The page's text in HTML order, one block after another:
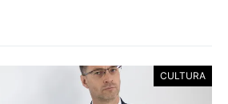
CULTURA